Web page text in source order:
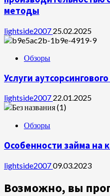
методы
lightside2007 25.02.2025
Обзоры
Услуги
lightside2007 22.01.2025
Обзоры
Особенности займа на
lightside200709.03.2023
Возможно, вы